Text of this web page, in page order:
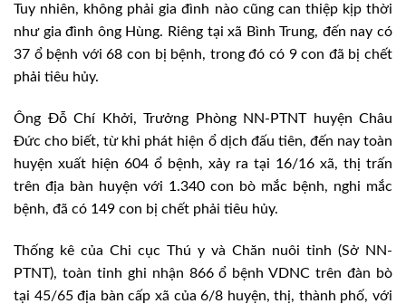
Tuy nhiên, không phải gia đình nào cũng can thiệp kịp thời
như gia đình ông Hùng. Riêng tại xã Bình Trung, đến nay có
37 ổ bệnh với 68 con bị bệnh, trong đó có 9 con đã bị chết
phải tiêu hủy.
Ông Đỗ Chí Khởi, Trưởng Phòng NN-PTNT huyện Châu
Đức cho biết, từ khi phát hiện ổ dịch đấu tiên, đến nay toàn
huyện xuất hiện 604 ổ bệnh, xảy ra tại 16/16 xã, thị trấn
trên địa bàn huyện với 1.340 con bò mắc bệnh, nghi mắc
bệnh, đã có 149 con bị chết phải tiêu hủy.
Thống kê của Chi cục Thú y và Chăn nuôi tỉnh (Sở NN-
PTNT), toàn tỉnh ghi nhận 866 ổ bệnh VDNC trên đàn bò
tại 45/65 địa bàn cấp xã của 6/8 huyện, thị, thành phố, với